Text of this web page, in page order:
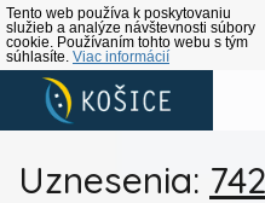
Tento web používa k poskytovaniu
služieb a analýze návštevnosti súbory
cookie. Používaním tohto webu s tým
súhlasíte. Viac informácií
Uznesenia: